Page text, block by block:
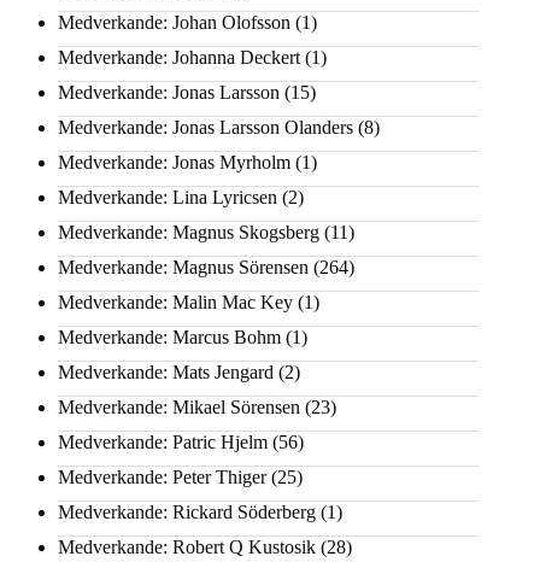
Medverkande: Johan Olofsson (1)
Medverkande: Johanna Deckert (1)
Medverkande: Jonas Larsson (15)
Medverkande: Jonas Larsson Olanders (8)
Medverkande: Jonas Myrholm (1)
Medverkande: Lina Lyricsen (2)
Medverkande: Magnus Skogsberg (11)
Medverkande: Magnus Sörensen (264)
Medverkande: Malin Mac Key (1)
Medverkande: Marcus Bohm (1)
Medverkande: Mats Jengard (2)
Medverkande: Mikael Sörensen (23)
Medverkande: Patric Hjelm (56)
Medverkande: Peter Thiger(25)
Medverkande: Rickard Söderberg (1)
Medverkande: Robert Q Kustosik (28)